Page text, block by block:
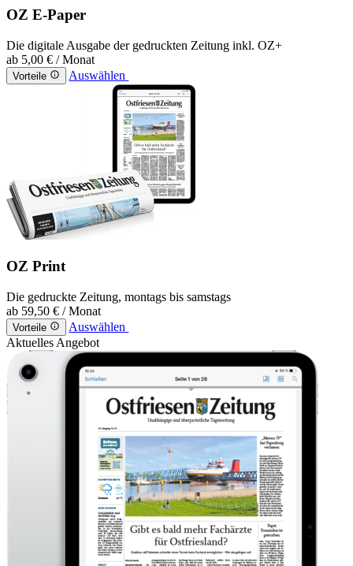
OZ E-Paper
Die digitale Ausgabe der gedruckten Zeitung inkl. OZ+
ab 5,00 € / Monat
Vorteile Auswählen
OZ Print
Die gedruckte Zeitung, montags bis samstags
ab 59,50 € / Monat
Vorteile
Auswählen
Aktuelles Angebot